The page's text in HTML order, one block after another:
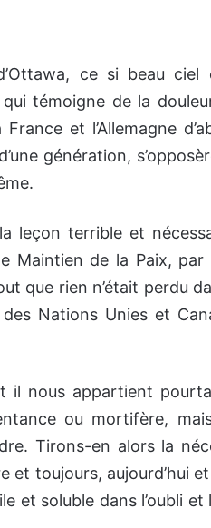
ce si beau ciel
témoigne de la
et l’Allemagne
génération,
leçon terrible et
Maintien de la Paix, par
que rien n’était perdu
Nations Unies et
il nous appartient
ou mortifère,
Tirons-en alors la
et toujours, aujourd’hui
et soluble dans l’oubli et